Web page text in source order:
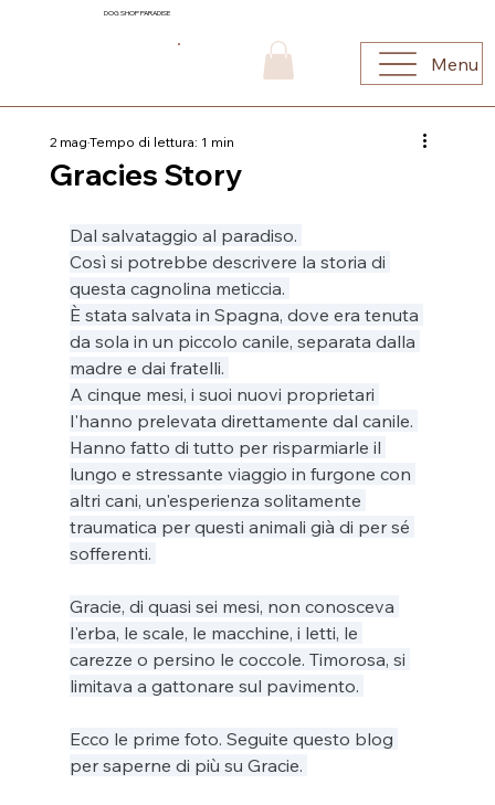
DOG SHOP PARADISE
Menu
Gracies Story
2 magTempo di lettura: 1 min
Dal salvataggio al paradiso.
Così si potrebbe descrivere la storia di
questa cagnolina meticcia.
È stata salvata in Spagna, dove era tenuta
da sola in un piccolo canile, separata dalla
madre e dai fratelli.
A cinque mesi, i suoi nuovi proprietari
l'hanno prelevata direttamente dal canile.
Hanno fatto di tutto per risparmiarle il
lungo e stressante viaggio in furgone con
altri cani, un'esperienza solitamente
traumatica per questi animali già di per sé
sofferenti.
Gracie, di quasi sei mesi, non conosceva
l'erba, le scale, le macchine, i letti, le
carezze o persino le coccole. Timorosa, si
limitava a gattonare sul pavimento.
Ecco le prime foto. Seguite questo blog
per saperne di più su Gracie.